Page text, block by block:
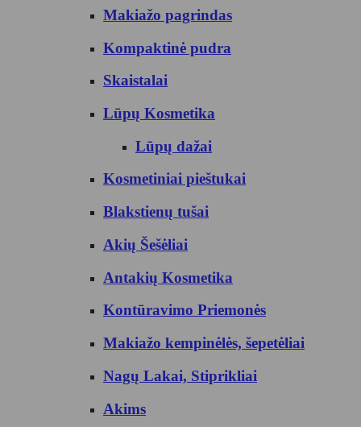
Makiažo pagrindas
Kompaktinė pudra
Skaistalai
Lūpų Kosmetika
Lūpų dažai
Kosmetiniai pieštukai
Blakstienų tušai
Akių Šešėliai
Antakių Kosmetika
Kontūravimo Priemonės
Makiažo kempinėlės, šepetėliai
Nagų Lakai, Stiprikliai
Akims